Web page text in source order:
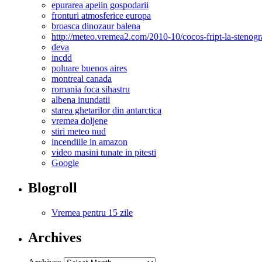
epurarea apeiin gospodarii
fronturi atmosferice europa
broasca dinozaur balena
http://meteo.vremea2.com/2010-10/cocos-fript-la-
deva
incdd
poluare buenos aires
montreal canada
romania foca sihastru
albena inundatii
starea ghetarilor din antarctica
vremea doljene
stiri meteo nud
incendiile in amazon
video masini tunate in pitesti
Google
Blogroll
Vremea pentru 15 zile
Archives